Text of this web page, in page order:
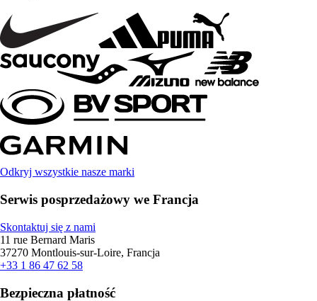
Odkryj wszystkie nasze marki
Serwis posprzedażowy we Francja
Skontaktuj się z nami
11 rue Bernard Maris
37270 Montlouis-sur-Loire, Francja
+33 1 86 47 62 58
Bezpieczna płatność